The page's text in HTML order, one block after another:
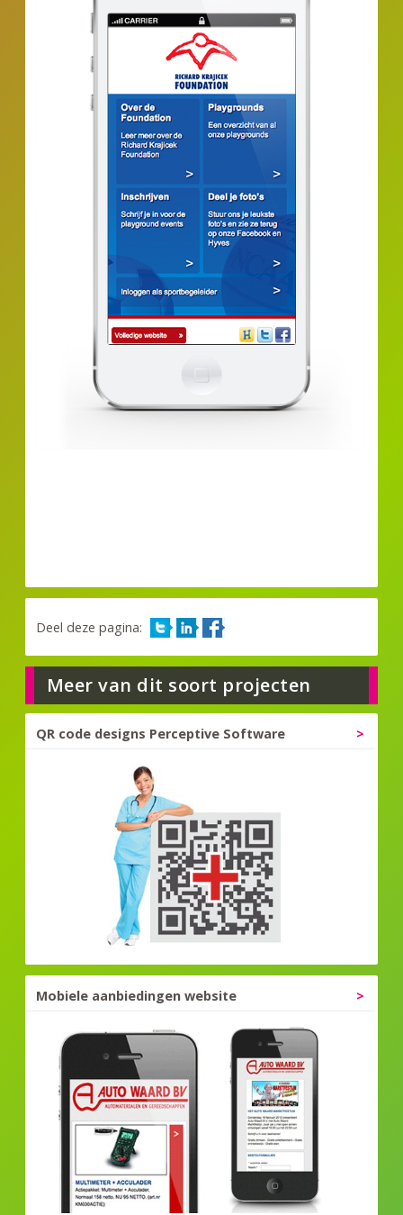
Deel deze pagina:
Meer van dit soort projecten
QR code designs Perceptive Software
Mobiele aanbiedingen website